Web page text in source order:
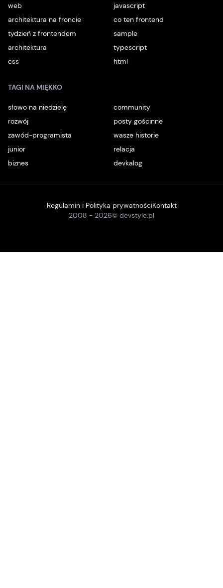
web
javascript
architektura na froncie
co ten frontend
tydzień z frontendem
sample
architektura
typescript
css
html
TAGI NA MIĘKKO
słowo na niedzielę
community
rozwój
posty gościnne
zawód-programista
wasze historie
junior
relacja
biznes
devkalog
2008 - 2026© devstyle.pl
Regulamin i Polityka prywatnościKontakt